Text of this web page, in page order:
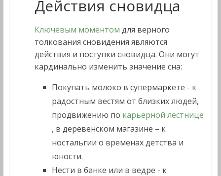
Действия сновидца
Ключевым моментом для верного
толкования сновидения являются
действия и поступки сновидца. Они могут
кардинально изменить значение сна:
Покупать молоко в супермаркете - к
радостным вестям от близких людей,
продвижению по карьерной лестнице
, в деревенском магазине – к
ностальгии о временах детства и
юности.
Нести в банке или в ведре - к